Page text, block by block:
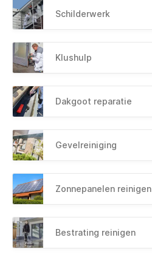
Schilderwerk
Klushulp
Dakgoot reparatie
Gevelreiniging
Zonnepanelen reinigen
Bestrating reinigen